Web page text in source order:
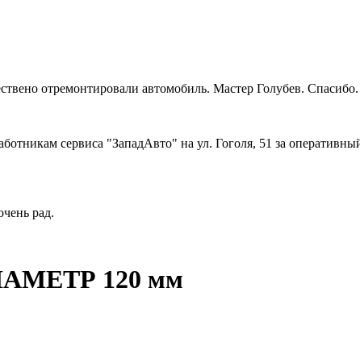
отремонтировали автомобиль. Мастер Голубев.
сервиса "ЗападАвто" на ул. Гоголя, 51 за
рад.
120 мм